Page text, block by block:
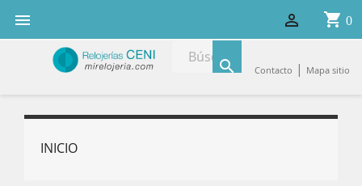
 shopping_cart 0

 Contacto | Mapa sitio
INICIO